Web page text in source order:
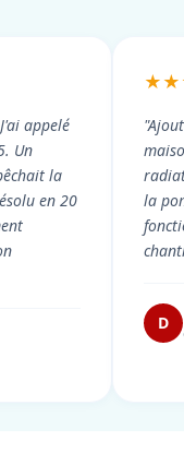
appelé
Un
la
en 20
la
D